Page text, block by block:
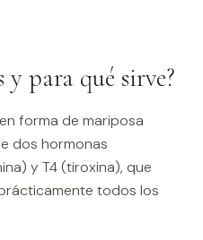
y para qué sirve?
forma de mariposa
dos hormonas
y T4 (tiroxina), que
todos los